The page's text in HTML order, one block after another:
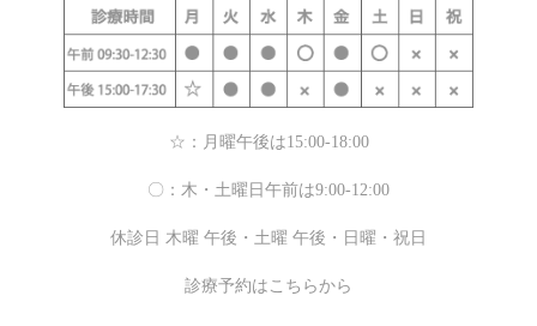
☆：月曜午後は15:00-18:00
〇：木・土曜日午前は9:00-12:00
休診日 木曜 午後・土曜 午後・日曜・祝日
診療予約はこちらから